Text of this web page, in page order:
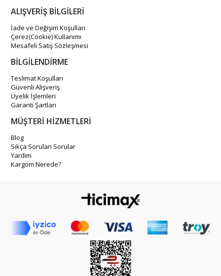
ALIŞVERİŞ BİLGİLERİ
İade ve Değişim Koşulları
Çerez(Cookie) Kullanımı
Mesafeli Satış Sözleşmesi
BİLGİLENDİRME
Teslimat Koşulları
Güvenli Alışveriş
Üyelik İşlemleri
Garanti Şartları
MÜŞTERİ HİZMETLERİ
Blog
Sıkça Sorulan Sorular
Yardım
Kargom Nerede?